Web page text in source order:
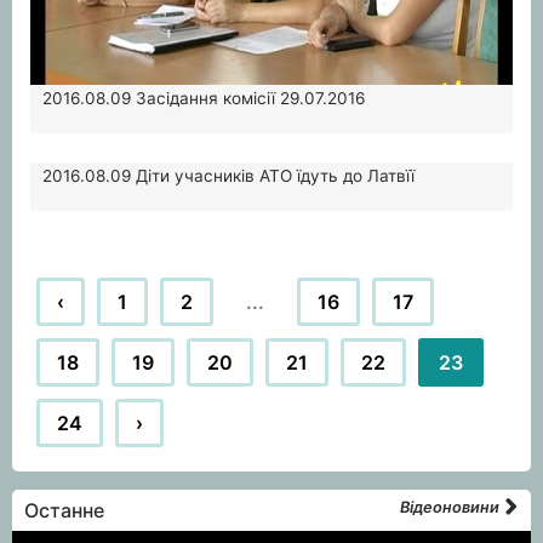
2016.08.09 Засідання комісії 29.07.2016
2016.08.09 Діти учасників АТО їдуть до Латвїї
‹ 1 2 ... 16 17
18 19 20 21 22 23
24 ›
Останне Відеоновини